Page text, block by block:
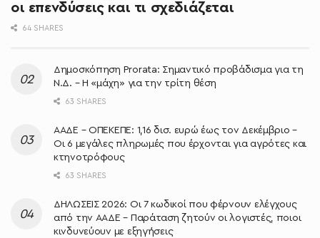
οι επενδύσεις και τι σχεδιάζεται
64 SHARES
Δημοσκόπηση Prorata: Σημαντικό προβάδισμα για τη
Ν.Δ. – Η «μάχη» για την τρίτη θέση
63 SHARES
ΑΑΔΕ – ΟΠΕΚΕΠΕ: 1,16 δισ. ευρώ έως τον Δεκέμβριο –
Οι 6 μεγάλες πληρωμές που έρχονται για αγρότες και
κτηνοτρόφους
63 SHARES
ΔΗΛΩΣΕΙΣ 2026: Οι 7 κωδικοί που φέρνουν ελέγχους
από την ΑΑΔΕ – Παράταση ζητούν οι λογιστές, ποιοι
κινδυνεύουν με εξηγήσεις